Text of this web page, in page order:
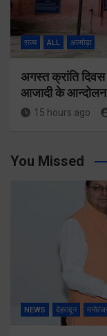
राज्य ALL अल्मोड़ा
अगस्त क्रांति दिवस
आजादी के आन्दोलन
15 hours ago
You Missed
NEWS देहरादून